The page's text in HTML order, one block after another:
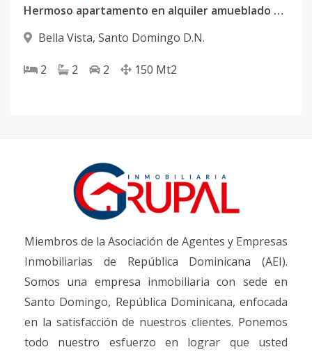
Hermoso apartamento en alquiler amueblado ubicado en Bella Vista
Bella Vista, Santo Domingo D.N.
2 2 2 150 Mt2
Miembros de la Asociación de Agentes y Empresas
Inmobiliarias de República Dominicana (AEI).
Somos una empresa inmobiliaria con sede en
Santo Domingo, República Dominicana, enfocada
en la satisfacción de nuestros clientes. Ponemos
todo nuestro esfuerzo en lograr que usted